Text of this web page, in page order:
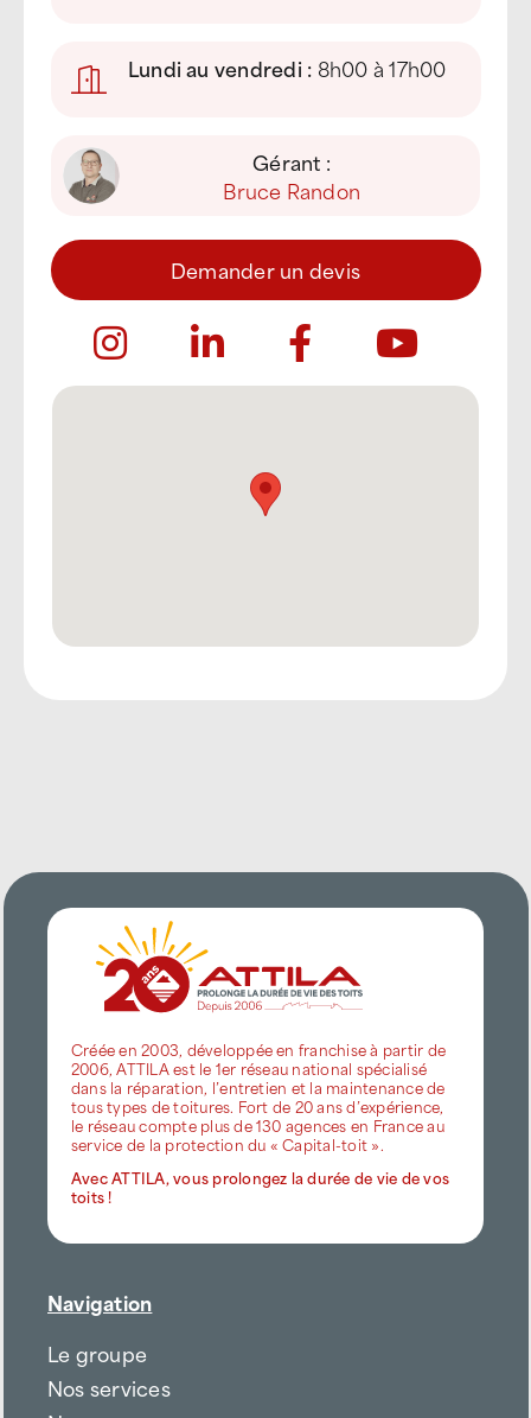
Lundi au vendredi : 8h00 à 17h00
Gérant :
Bruce Randon
Demander un devis
Créée en 2003, développée en franchise à partir de
2006, ATTILA est le 1er réseau national spécialisé
dans la réparation, l’entretien et la maintenance de
tous types de toitures. Fort de 20 ans d’expérience,
le réseau compte plus de 130 agences en France au
service de la protection du « Capital-toit ».
Avec ATTILA, vous prolongez la durée de vie de vos
toits !
Navigation
Le groupe
Nos services